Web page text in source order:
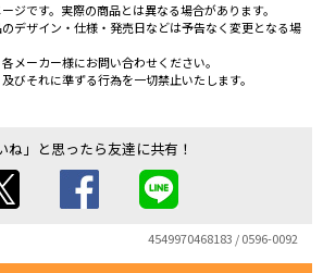
ジです。実際の商品とは異なる場合があります。
デザイン・仕様・発売日などは予告なく変更となる場
メーカー様にお問い合わせください。
びそれに準ずる行為を一切禁止いたします。
ね」と思ったら友達に共有！
4549970468183 / 0596-0092